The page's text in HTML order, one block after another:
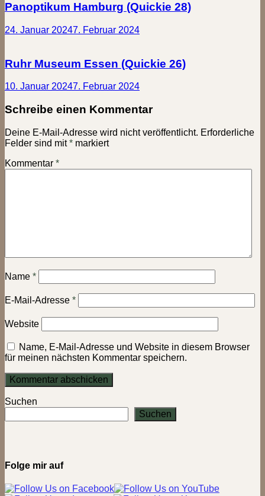
Panoptikum Hamburg (Quickie 28)
24. Januar 20247. Februar 2024
Ruhr Museum Essen (Quickie 26)
10. Januar 20247. Februar 2024
Schreibe einen Kommentar
Deine E-Mail-Adresse wird nicht veröffentlicht. Erforderliche
Felder sind mit* markiert
Kommentar *
Name *
E-Mail-Adresse *
Website
Name, E-Mail-Adresse und Website in diesem Browser
für meinen nächsten Kommentar speichern.
Suchen
Suchen
Folge mir auf